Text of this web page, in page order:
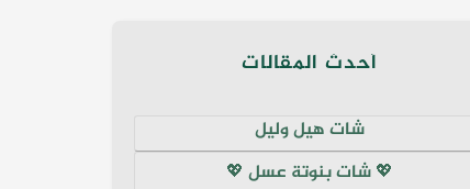
أحدث المقالات
شات هيل وليل
💖 شات بنوتة عسل 💖